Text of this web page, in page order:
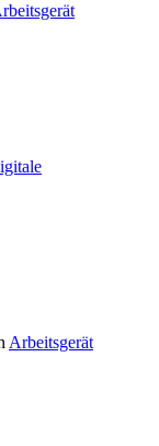
Arbeitsgerät